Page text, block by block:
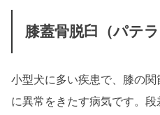
膝蓋骨脱臼（パテラ
小型犬に多い疾患で、膝の
に異常をきたす病気です。